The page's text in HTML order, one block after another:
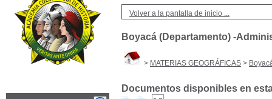
Volver a la pantalla de inicio ...
Boyacá (Departamento) -
> MATERIAS GEOGRÁFICAS >
Documentos disponibles en